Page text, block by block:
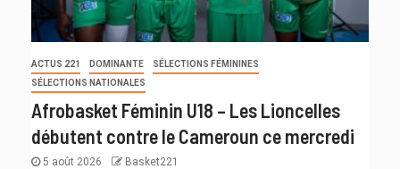
ACTUS 221 DOMINANTE
SÉLECTIONS FÉMININES
SÉLECTIONS NATIONALES
Afrobasket Féminin U18 – Les Lioncelles
débutent contre le Cameroun ce mercredi
5 août 2026 Basket221